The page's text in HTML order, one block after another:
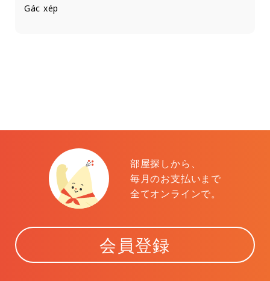
Gác xép
部屋探しから、
毎月のお支払いまで
全てオンラインで。
会員登録